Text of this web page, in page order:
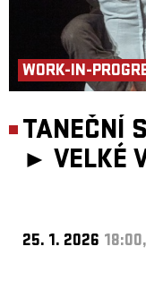
WORK-IN-
TANEČNÍ
► VELKÉ
25. 1. 2026